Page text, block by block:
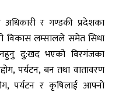
अधिकारी र गण्डकी प्रदेशका
विकास लम्सालले समेत सिधा
नहुनु दु:खद भएको विरगंजका
पर्यटन, बन तथा वातावरण
पर्यटन र कृषिलाई आफ्नो